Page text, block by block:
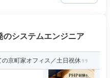
のシステムエンジニア
京町家オフィス／土日祝休